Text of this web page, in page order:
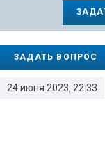
24 июня 2023, 22:33
ЗАДАТЬ ВОПРОС